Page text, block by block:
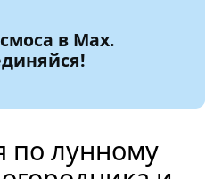
в Max.
по лунному